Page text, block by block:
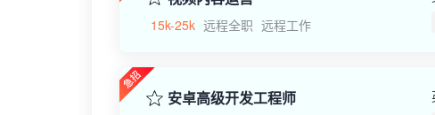
15k-25k 远程全职 远程工作
安卓高级开发工程师